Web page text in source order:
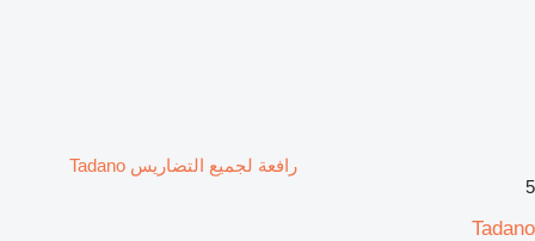
رافعة لجميع التضاريس Tadano
5
Tadano